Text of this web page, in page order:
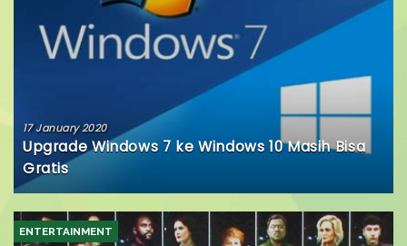
17 January 2020
Upgrade Windows 7 ke Windows 10 Masih Bisa
Gratis
ENTERTAINMENT